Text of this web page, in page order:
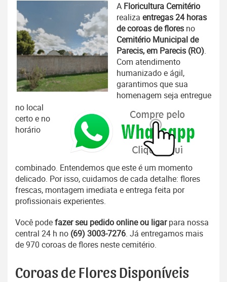
A Floricultura Cemitério
realiza entregas 24 horas
de coroas de flores no
Cemitério Municipal de
Parecis, em Parecis (RO).
Com atendimento
humanizado e ágil,
garantimos que sua
homenagem seja entregue
no local
certo e no
horário
combinado. Entendemos que este é um momento
delicado. Por isso, cuidamos de cada detalhe: flores
frescas, montagem imediata e entrega feita por
profissionais experientes.
Você podefazer seu pedido online ou ligarpara nossa
central 24 h no (69) 3003-7276. Já entregamos mais
de 970 coroas de flores neste cemitério.
Coroas de Flores Disponíveis